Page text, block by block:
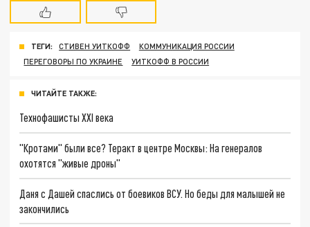
ТЕГИ: СТИВЕН УИТКОФФ
КОММУНИКАЦИЯ РОССИИ
ПЕРЕГОВОРЫ ПО УКРАИНЕ
УИТКОФФ В РОССИИ
ЧИТАЙТЕ ТАКЖЕ:
Технофашисты XXI века
"Кротами" были все? Теракт в центре Москвы: На генералов
охотятся "живые дроны"
Даня с Дашей спаслись от боевиков ВСУ. Но беды для малышей не
закончились